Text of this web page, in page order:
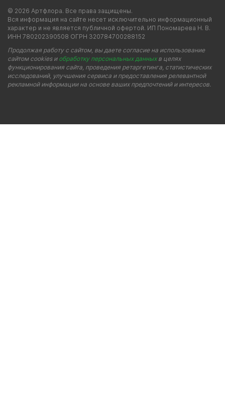
© 2026 Артфлора. Все права защищены.
Вся информация на сайте несет исключительно информационный
характер и не является публичной офертой. ИП Пономарева Н. В.
ИНН 780202390508 ОГРН 320784700288152
Продолжая работу с сайтом, вы даете согласие на использование
сайтом cookies и обработку персональных данныхв целях
функционирования сайта, проведения ретаргетинга, статистических
исследований, улучшения сервиса и предоставления релевантной
рекламной информации на основе ваших предпочтений и интересов.